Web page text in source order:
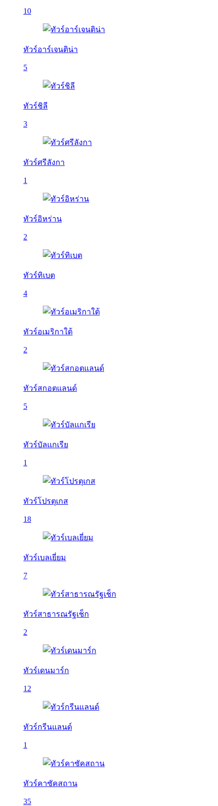
10
ทัวร์อาร์เจนติน่า
5
ทัวร์ชิลี
3
ทัวร์ศรีลังกา
1
ทัวร์อิหร่าน
2
ทัวร์ทิเบต
4
ทัวร์อเมริกาใต้
2
ทัวร์สกอตแลนด์
5
ทัวร์บัลเเกเรีย
1
ทัวร์โปรตุเกส
18
ทัวร์เบลเยี่ยม
7
ทัวร์สาธารณรัฐเช็ก
2
ทัวร์เดนมาร์ก
12
ทัวร์กรีนแลนด์
1
ทัวร์คาซัคสถาน
35